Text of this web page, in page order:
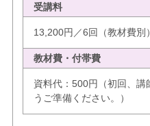
受講料
13,200円／6回（教材費別）
教材費・付帯費
資料代：500円（初回、講
うご準備ください。）